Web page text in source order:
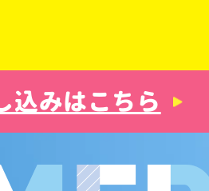
込みはこちら